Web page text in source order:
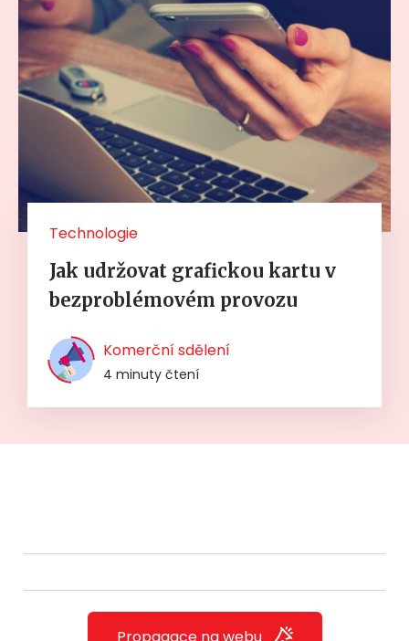
Technologie
Jak udržovat grafickou kartu v
bezproblémovém provozu
Komerční sdělení
4 minuty čtení